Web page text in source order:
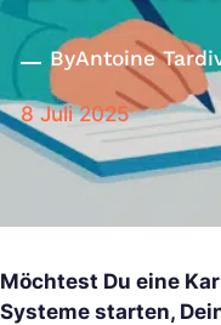
ByAntoine
8 Juli 2025
Möchtest Du eine
Systeme starten,